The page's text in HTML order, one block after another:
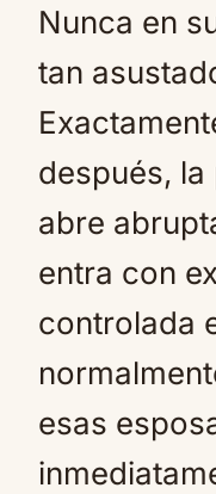
Nunca en
tan
después,
abre
entra con
controlada
esas